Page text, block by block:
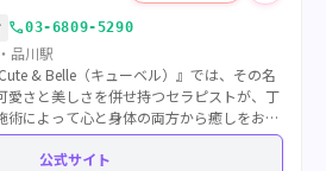
call03-6809-5290
品川駅
& Belle（キューベル）』では、その名
愛さと美しさを併せ持つセラピストが、丁
術によって心と身体の両方から癒しをお届
はの自然な魅力をぜひご堪能ください。
公式サイト